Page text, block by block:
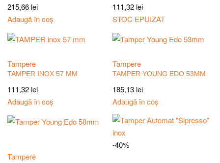
215,66 lei
Adaugă în coș
111,32 lei
STOC EPUIZAT
Tampere
TAMPER INOX 57 MM
111,32 lei
Adaugă în coș
Tampere
TAMPER YOUNG EDO 53MM
185,13 lei
Adaugă în coș
Tampere
-40%